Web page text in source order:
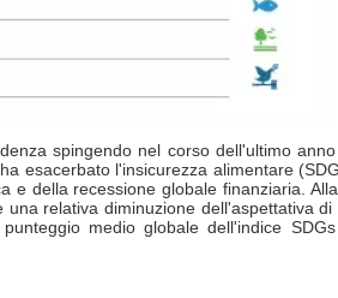
spingendo nel corso dell'ultimo
esacerbato l'insicurezza alimentare
della recessione globale finanziaria.
relativa diminuzione dell'aspettativa
medio globale dell'indice